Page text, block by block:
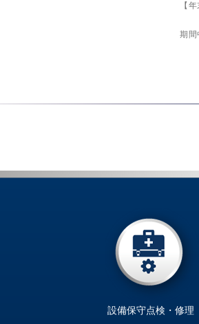
【
期間
設備保守点検・修理